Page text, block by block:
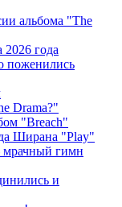
альбома "The
года
поженились
Drama?"
"Breach"
Ширана "Play"
мрачный гимн
и